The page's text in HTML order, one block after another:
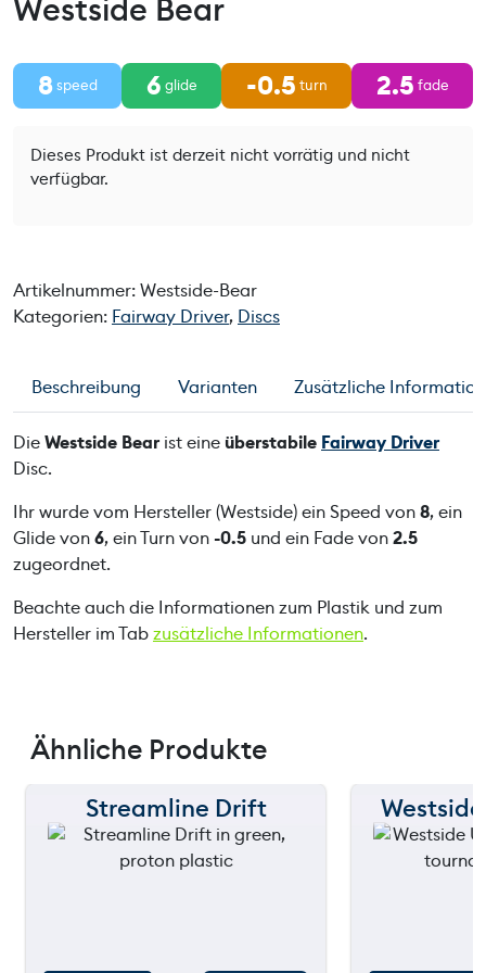
Westside Bear
8speed 6 glide -0.5 turn 2.5 fade
Dieses Produkt ist derzeit nicht vorrätig und nicht
verfügbar.
Artikelnummer:Westside-Bear
Kategorien: Fairway Driver, Discs
Beschreibung Varianten Zusätzliche
DieWestside Bear ist eine überstabile Fairway Driver
Disc.
Ihr wurde vom Hersteller (Westside) ein Speed von8, ein
Glide von6, ein Turn von-0.5 und ein Fade von2.5
zugeordnet.
Beachte auch die Informationen zum Plastik und zum
Hersteller im Tabzusätzliche Informationen.
Ähnliche Produkte
150 m
Streamline Drift
120 m
150 m